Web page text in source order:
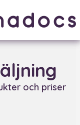
och priser